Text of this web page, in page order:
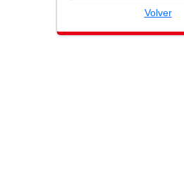
Volver